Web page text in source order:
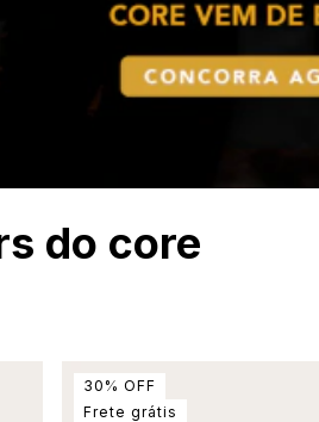
do core
30 % OFF
Frete grátis